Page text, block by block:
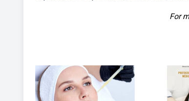
For